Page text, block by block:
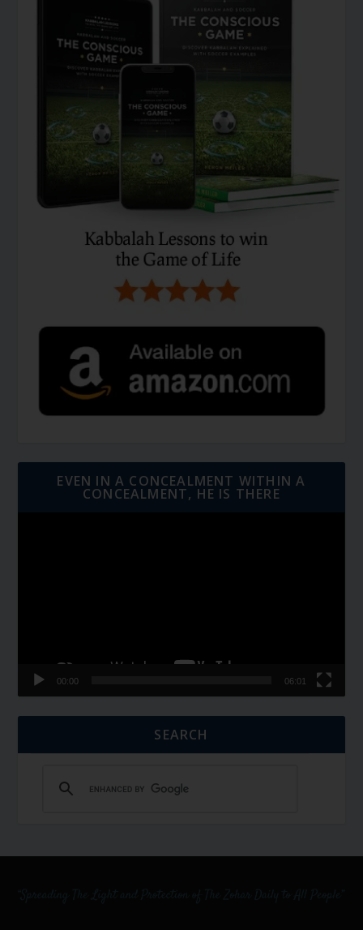
EVEN IN A CONCEALMENT WITHIN A
CONCEALMENT, HE IS THERE
00:00 06:01
SEARCH